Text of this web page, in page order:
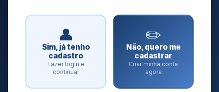
👤
Sim, já tenho
cadastro
Fazer login e
continuar
✏️
Não, quero me
cadastrar
Criar minha conta
agora